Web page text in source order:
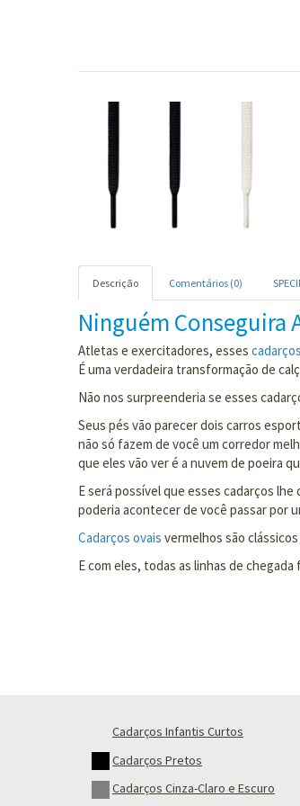
Descrição Comentários (0)
Ninguém Conseguira
Atletas e exercitadores, esses
É uma verdadeira transformação de
Não nos surpreenderia se esses
Seus pés vão parecer dois carros
não só fazem de você um corredor
que eles vão ver é a nuvem de poeira
E será possível que esses cadarços
poderia acontecer de você passar por
Cadarços ovais vermelhos são
E com eles, todas as linhas de
Cadarços Infantis Curtos
Cadarços Pretos
Cadarços Cinza-Claro e Escuro